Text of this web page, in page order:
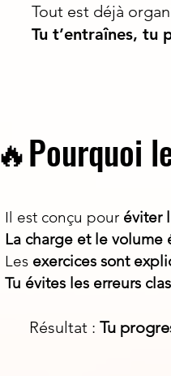
Tout est déjà
Tu t’entraînes, tu
🔥Pourquoi
Il est conçu pour éviter
La charge et le volume
Les exercices sont
Tu évites les erreurs
Résultat : Tu